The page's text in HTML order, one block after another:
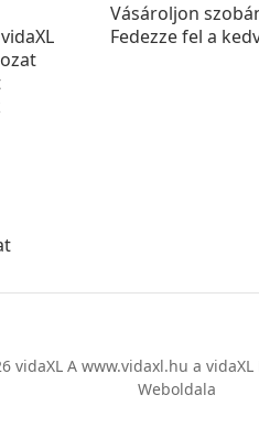
Vásároljon
Fedezze fel a
vidaXL A www.vidaxl.hu a
Weboldala